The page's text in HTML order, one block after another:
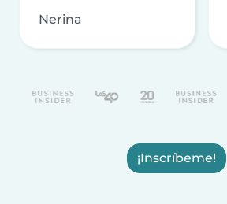
Nerina
¡Inscríbeme!